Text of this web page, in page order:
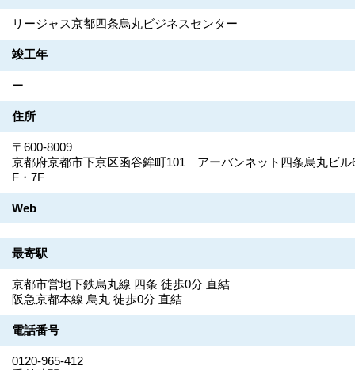
リージャス京都四条烏丸ビジネスセンター
竣工年
ー
住所
〒600-8009
京都府京都市下京区函谷鉾町101 アーバンネット四条烏丸ビル
F・7F
Web
最寄駅
京都市営地下鉄烏丸線 四条 徒歩0分 直結
阪急京都本線 烏丸 徒歩0分 直結
電話番号
0120-965-412